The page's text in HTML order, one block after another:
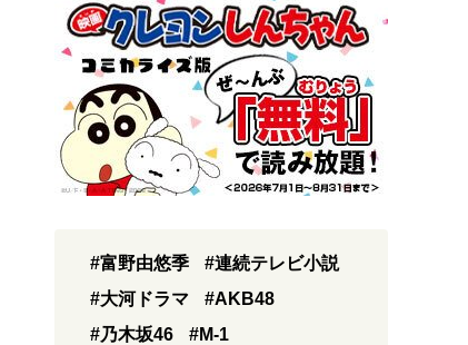
#富野由悠季
#連続テレビ小説
#大河ドラマ
#AKB48
#乃木坂46
#M-1